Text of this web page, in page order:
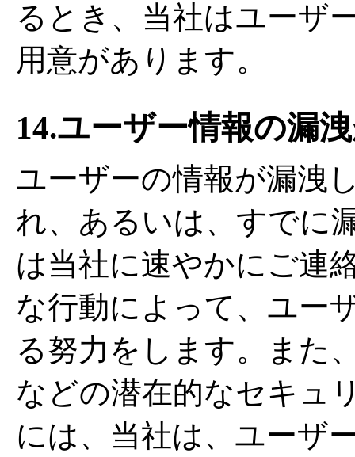
るとき、当社はユーザ
用意があります。
14.ユーザー情報の漏
ユーザーの情報が漏洩
れ、あるいは、すでに
は当社に速やかにご連
な行動によって、ユー
る努力をします。また
などの潜在的なセキュ
には、当社は、ユーザ